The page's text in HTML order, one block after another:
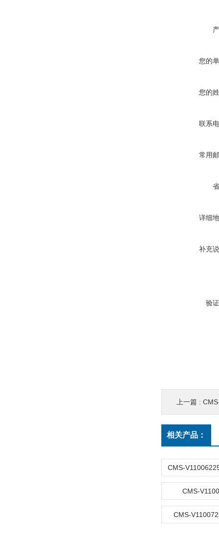
您的
您的
联系
常用
详细
补充
验
上一篇 :
相关产品：
CMS-
CMS-